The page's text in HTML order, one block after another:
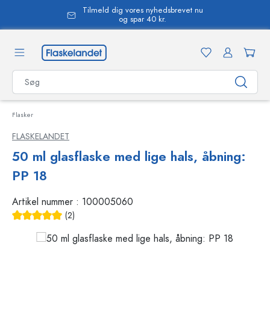
Tilmeld dig vores nyhedsbrevet nu
og spar 40 kr.
Flasker
FLASKELANDET
50 ml glasflaske med lige hals, åbning:
PP 18
Artikel nummer : 100005060
(2)